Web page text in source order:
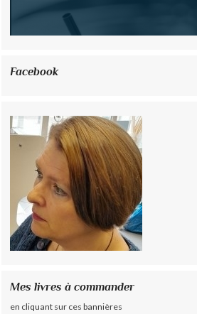
Facebook
Mes livres à commander
en cliquant sur ces bannières